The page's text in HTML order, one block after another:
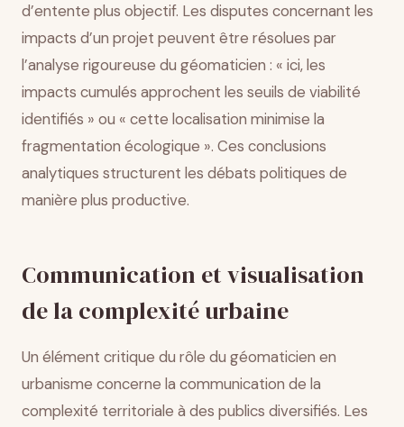
d’entente plus objectif. Les disputes concernant les
impacts d’un projet peuvent être résolues par
l’analyse rigoureuse du géomaticien : « ici, les
impacts cumulés approchent les seuils de viabilité
identifiés » ou « cette localisation minimise la
fragmentation écologique ». Ces conclusions
analytiques structurent les débats politiques de
manière plus productive.
Communication et visualisation
de la complexité urbaine
Un élément critique du rôle du géomaticien en
urbanisme concerne la communication de la
complexité territoriale à des publics diversifiés. Les